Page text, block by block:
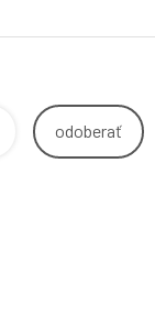
odoberať